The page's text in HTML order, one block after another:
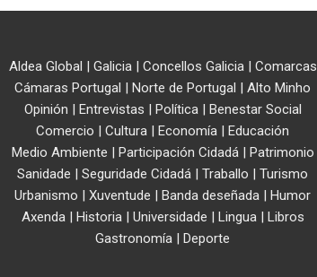
Aldea Global | Galicia| Concellos Galicia| Comarcas
Cámaras Portugal | Norte de Portugal | Alto Minho
Opinión | Entrevistas | Política| Benestar Social
Comercio | Cultura | Economía | Educación
Medio Ambiente | Participación Cidadá| Patrimonio
Sanidade | Seguridade Cidadá | Traballo | Turismo
Urbanismo | Xuventude | Banda deseñada | Humor
Axenda| Historia| Universidade | Lingua| Libros
Gastronomía | Deporte